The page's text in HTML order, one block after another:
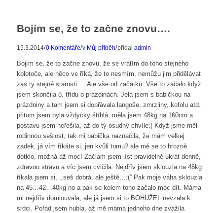
Bojím se, že to začne znovu….
15.3.2014/0 Komentáře/v Můj příběh/přidal admin
Bojím se, že to začne znovu, že se vrátím do toho stejného
kolotoče, ale něco ve říká, že to nesmím, nemůžu jim přidělávat
zas ty stejné starosti…. Ale vše od začátku. Vše to začalo když
jsem skončila 8. třídu o prázdinách. Jela jsem s babičkou na
prázdniny a tam jsem si dopřávala langoše, zmrzliny, kofolu atd.
přitom jsem byla vždycky štíhlá, měla jsem 48kg na 160cm a
postavu jsem neřešila, až do tý osudný chvíle:( Když jsme měli
rodinnou sešlost, tak mi babička naznačila, že mám velkej
zadek, já vím říkáte si, jen kvůli tomu? ale mě se to hrozně
dotklo, možná až moc! Začlam jsem jíst pravidelně 5krát denně,
zdravou stravu a víc jsem cvičila. Nejdřív jsem sklouzla na 46kg
říkala jsem si, ,,seš dobrá, ale ještě…:(“ Pak moje váha sklouzla
na 45…42…40kg no a pak se kolem toho začalo moc dít. Máma
mi nejdřív domlouvala, ale já jsem si to BOHUŽEL nevzala k
srdci. Pořád jsem hubla, až mě máma jednoho dne zvážila